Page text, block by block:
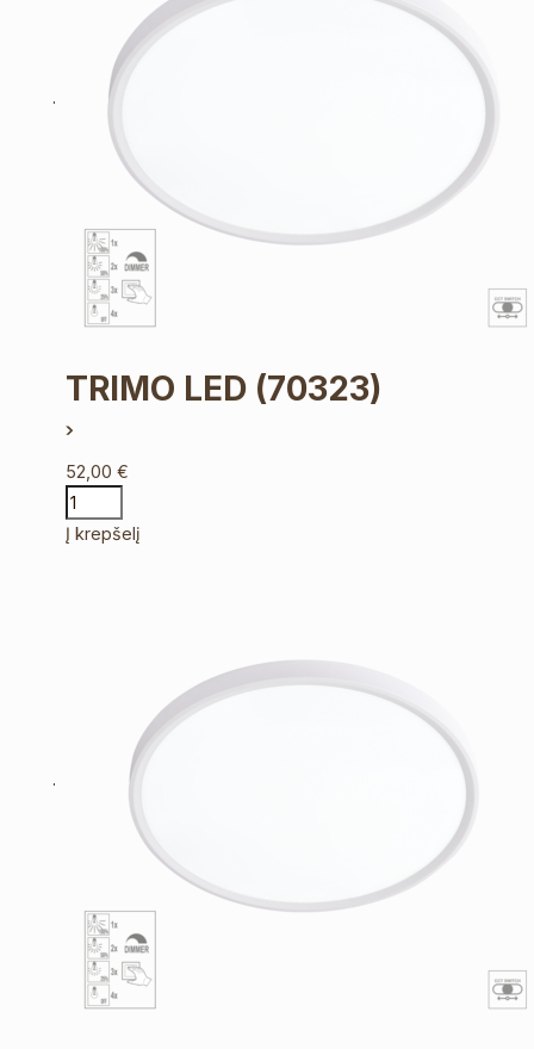
TRIMO LED (70323)
52,00€
Į krepšelį